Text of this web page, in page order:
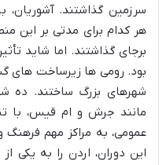
سرزمین گذاشتند. آشوریان،
هر کدام برای مدتی بر این
برجای گذاشتند. اما شاید
بود. رومی ها زیرساخت های
شهرهای بزرگ ساختند. ده
مانند جرش و ام قیس، با
عمومی، به مراکز مهم
این دوران، اردن را به یکی